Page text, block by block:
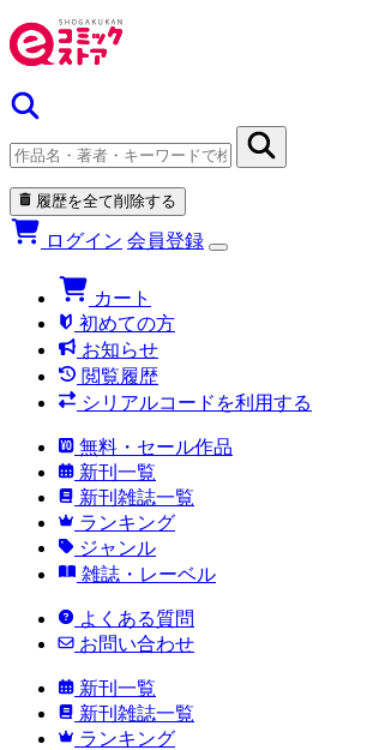
履歴を全て削除する
ログイン 会員登録
カート
初めての方
お知らせ
閲覧履歴
シリアルコードを利用する
無料・セール作品
新刊一覧
新刊雑誌一覧
ランキング
ジャンル
雑誌・レーベル
よくある質問
お問い合わせ
新刊一覧
新刊雑誌一覧
ランキング